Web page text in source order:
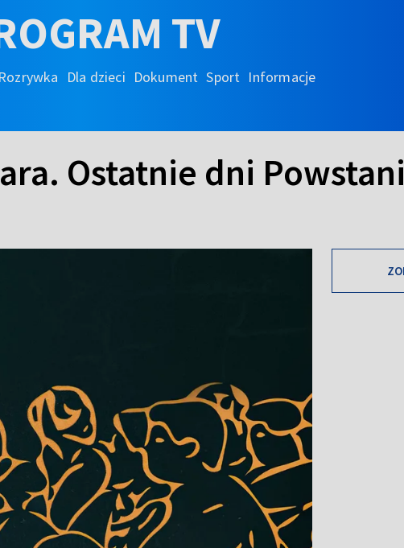
TV
Rozrywka Dla dzieci Dokument Sport Informacje
Ostatnie dni